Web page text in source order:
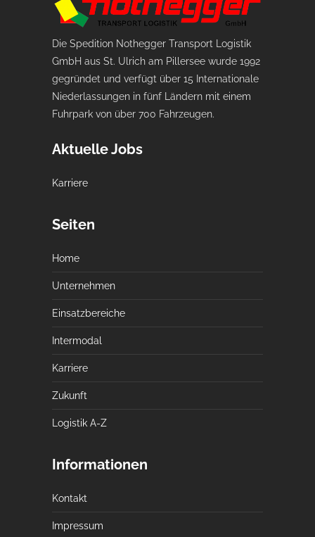
Die Spedition Nothegger Transport Logistik
GmbH aus St. Ulrich am Pillersee wurde 1992
gegründet und verfügt über 15 Internationale
Niederlassungen in fünf Ländern mit einem
Fuhrpark von über 700 Fahrzeugen.
Aktuelle Jobs
Karriere
Seiten
Home
Unternehmen
Einsatzbereiche
Intermodal
Karriere
Zukunft
Logistik A-Z
Informationen
Kontakt
Impressum